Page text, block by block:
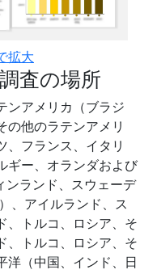
拡大
査の場所
ンアメリカ（ブラジ
の他のラテンアメリ
、フランス、イタリ
ギー、オランダおよび
ンランド、スウェーデ
、アイルランド、ス
、トルコ、ロシア、そ
、トルコ、ロシア、そ
洋（中国、インド、日